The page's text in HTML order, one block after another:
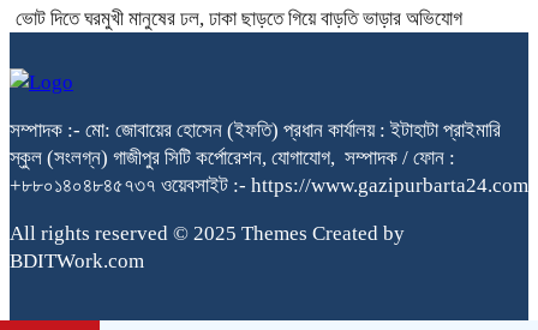
ভোট দিতে ঘরমুখী মানুষের ঢল, ঢাকা ছাড়তে গিয়ে বাড়তি ভাড়ার অভিযোগ
সম্পাদক :- মো: জোবায়ের হোসেন (ইফতি) প্রধান কার্যালয় : ইটাহাটা প্রাইমারি
স্কুল (সংলগ্ন) গাজীপুর সিটি কর্পোরেশন, যোগাযোগ, সম্পাদক / ফোন :
+৮৮০১৪০৪৮৪৫৭৩৭ ওয়েবসাইট :- https://www.gazipurbarta24.com
All rights reserved © 2025 Themes Created by
BDITWork.com